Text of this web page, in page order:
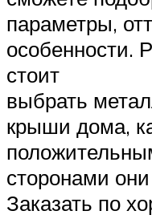
параметры,
особенности.
стоит
выбрать
крыши дома,
сторонами
Заказать по